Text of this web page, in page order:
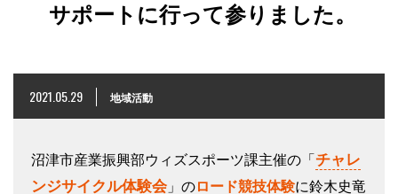
サポートに行って参りました。
2021.05.29 地域活動
沼津市産業振興部ウィズスポーツ課主催の「チャレ
ンジサイクル体験会 」のロード競技体験に鈴木史竜